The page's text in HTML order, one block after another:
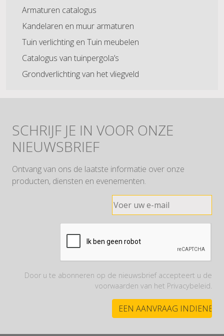
Armaturen catalogus
Kandelaren en muur armaturen
Tuin verlichting en Tuin meubelen
Catalogus van tuinpergola’s
Grondverlichting van het vliegveld
SCHRIJF JE IN VOOR ONZE
NIEUWSBRIEF
Ontvang van ons de laatste informatie over onze
producten, diensten en evenementen.
Door u te abonneren op de nieuwsbrief accepteert u de
voorwaarden van het Privacybeleid.